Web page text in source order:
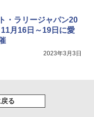
・ラリージャパン20
月16日～19日に愛
2023年3月3日
る